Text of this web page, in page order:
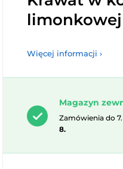
Więcej informacji ›
Magazyn
Zamówienia do
8.